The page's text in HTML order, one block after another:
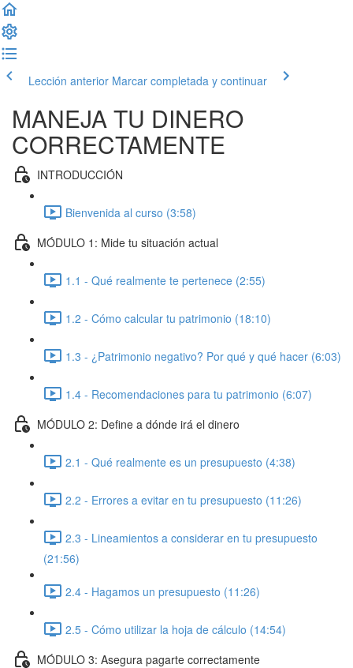
Lección anterior Marcar completada y continuar
MANEJA TU DINERO
CORRECTAMENTE
INTRODUCCIÓN
Bienvenida al curso (3:58)
MÓDULO 1: Mide tu situación actual
1.1 - Qué realmente te pertenece (2:55)
1.2 - Cómo calcular tu patrimonio (18:10)
1.3 - ¿Patrimonio negativo? Por qué y qué hacer (6:03)
1.4 - Recomendaciones para tu patrimonio (6:07)
MÓDULO 2: Define a dónde irá el dinero
2.1 - Qué realmente es un presupuesto (4:38)
2.2 - Errores a evitar en tu presupuesto (11:26)
2.3 - Lineamientos a considerar en tu presupuesto
(21:56)
2.4 - Hagamos un presupuesto (11:26)
2.5 - Cómo utilizar la hoja de cálculo (14:54)
MÓDULO 3: Asegura pagarte correctamente